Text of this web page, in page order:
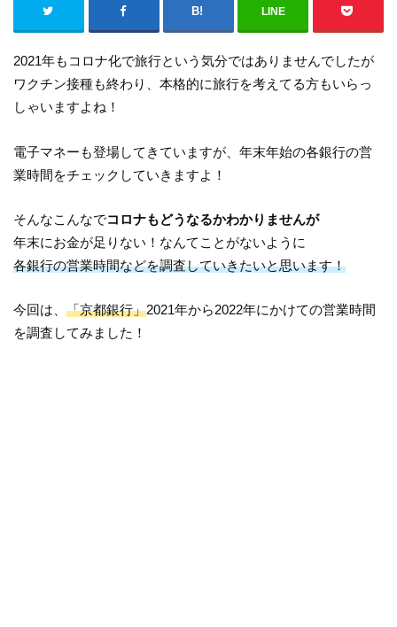
LINE
2021年もコロナ化で旅行という気分ではありませんでしたが
ワクチン接種も終わり、本格的に旅行を考えてる方もいらっ
しゃいますよね！
電子マネーも登場してきていますが、年末年始の各銀行の営
業時間をチェックしていきますよ！
そんなこんなでコロナもどうなるかわかりませんが
年末にお金が足りない！なんてことがないように
各銀行の営業時間などを調査していきたいと思います！
今回は、「京都銀行」2021年から2022年にかけての営業時間
を調査してみました！